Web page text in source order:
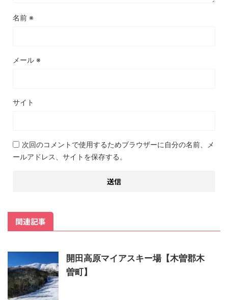
名前 ※
メール ※
サイト
次回のコメントで使用するためブラウザーに自分の名前、メ
ールアドレス、サイトを保存する。
関連記事
開田高原マイアスキー場【木曽郡木
曽町】